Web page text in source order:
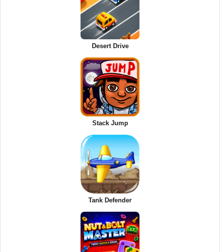
Desert Drive
Stack Jump
Tank Defender